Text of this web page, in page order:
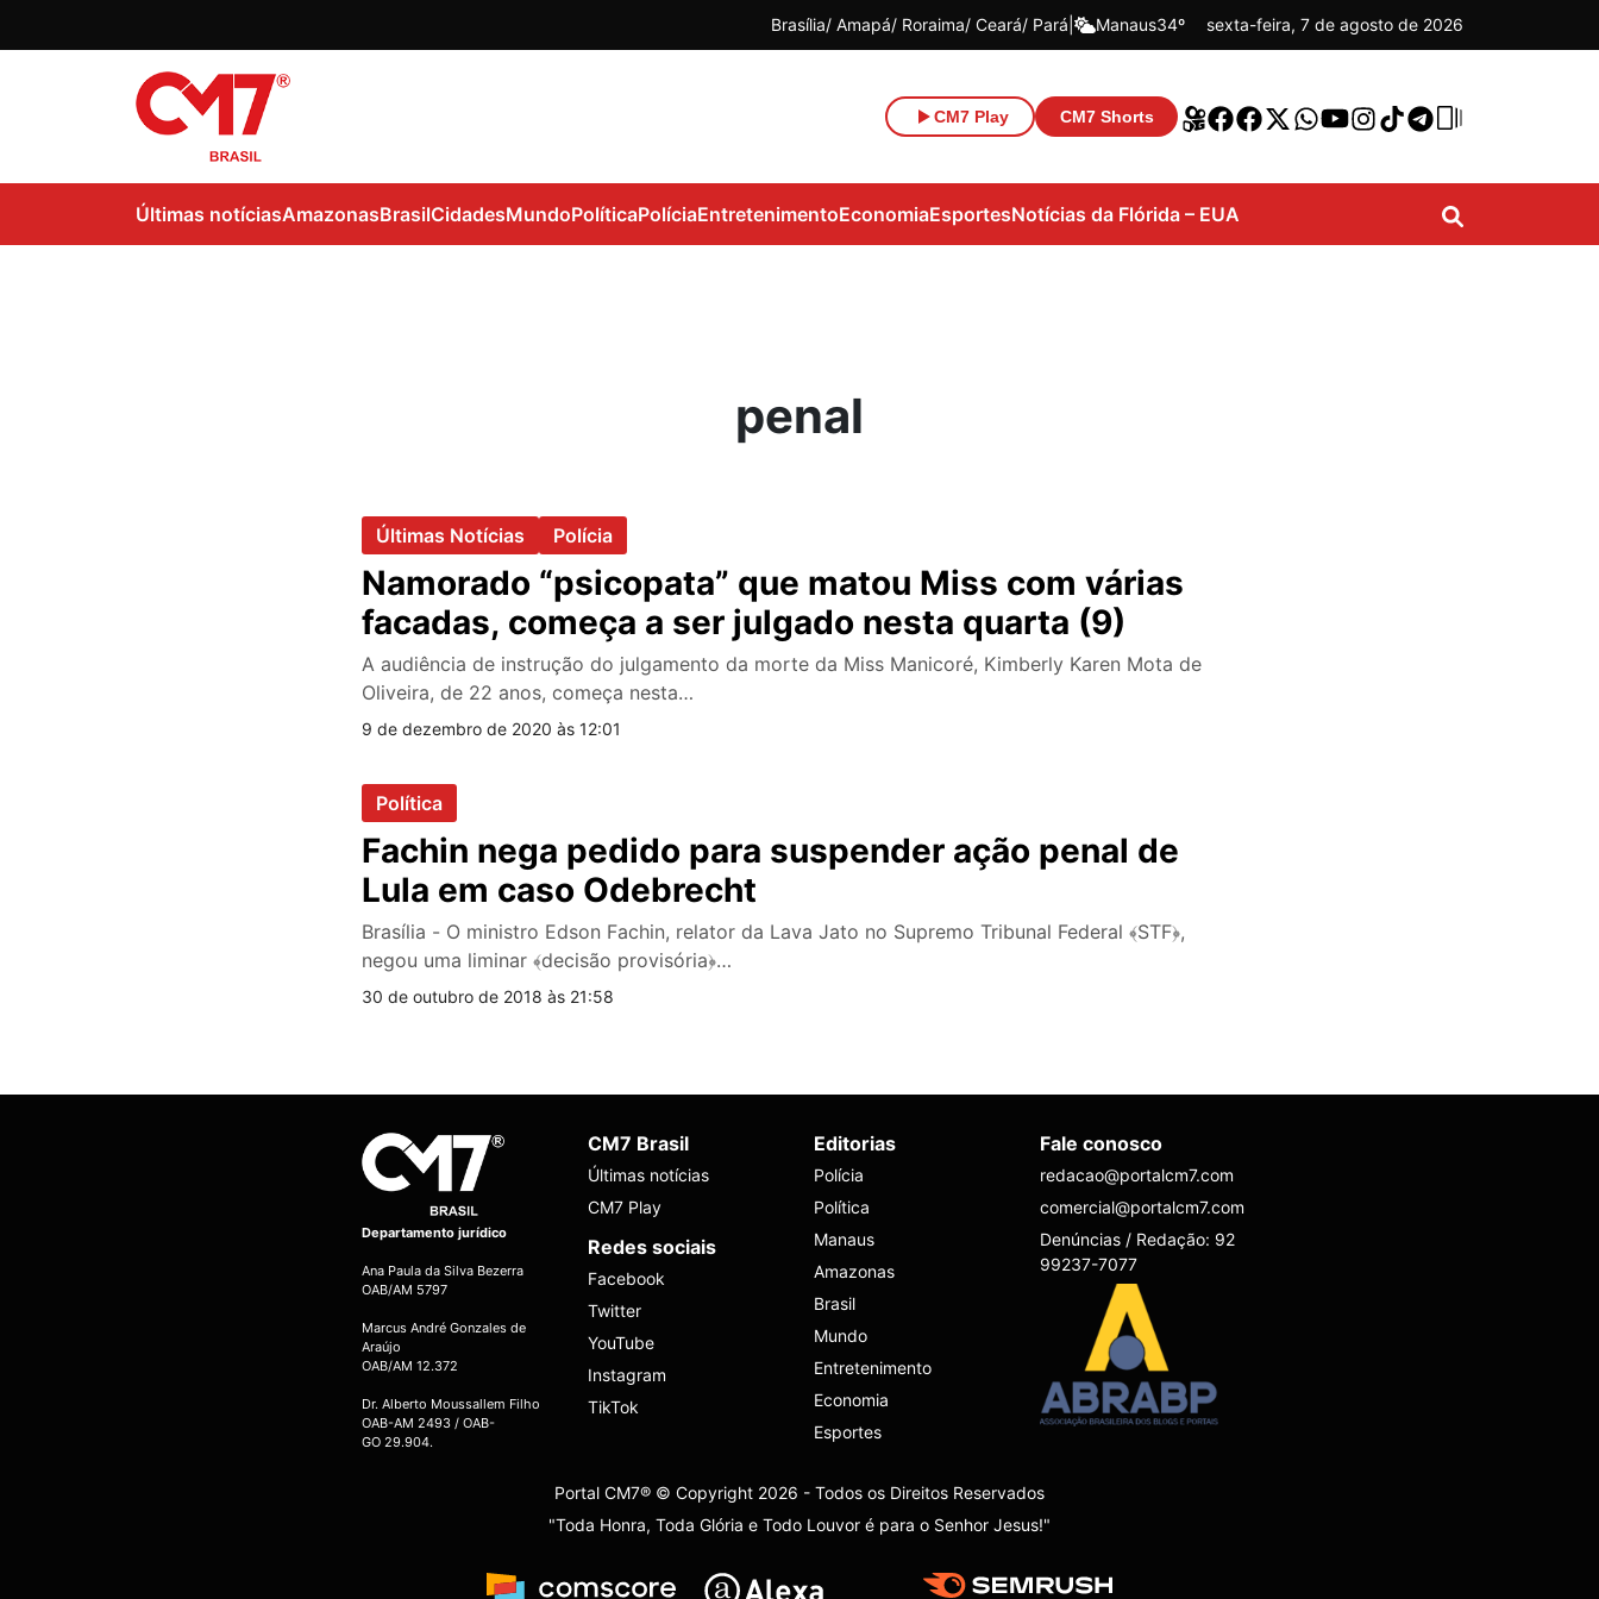
Brasília Amapá Roraima Ceará Pará Manaus34º sexta-feira, 7 de agosto de 2026
CM7 Play CM7 Shorts
Últimas notíciasAmazonasBrasilCidadesMundoPolíticaPolíciaEntretenimentoEconomiaEsportesNotícias da Flórida – EUA
penal
Últimas Notícias Polícia
Namorado “psicopata” que matou Miss com várias
facadas, começa a ser julgado nesta quarta (9)
A audiência de instrução do julgamento da morte da Miss Manicoré, Kimberly Karen Mota de
Oliveira, de 22 anos, começa nesta…
9 de dezembro de 2020 às 12:01
Política
Fachin nega pedido para suspender ação penal de
Lula em caso Odebrecht
Brasília - O ministro Edson Fachin, relator da Lava Jato no Supremo Tribunal Federal ﴾STF﴿,
negou uma liminar ﴾decisão provisória﴿…
30 de outubro de 2018 às 21:58
Departamento jurídico
Ana Paula da Silva Bezerra
OAB/AM 5797
Marcus André Gonzales de
Araújo
OAB/AM 12.372
Dr. Alberto Moussallem Filho
OAB-AM 2493 / OAB-
GO 29.904.
CM7 Brasil
Últimas notícias
CM7 Play
Redes sociais
Facebook
Twitter
YouTube
Instagram
TikTok
Editorias
Polícia
Política
Manaus
Amazonas
Brasil
Mundo
Entretenimento
Economia
Esportes
Fale conosco
redacao@portalcm7.com
comercial@portalcm7.com
Denúncias / Redação: 92
99237-7077
Portal CM7® © Copyright 2026 - Todos os Direitos Reservados
"Toda Honra, Toda Glória e Todo Louvor é para o Senhor Jesus!"